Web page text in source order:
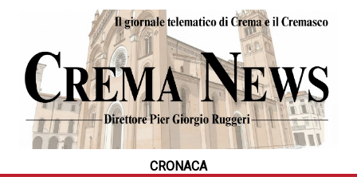
CRONACA
HOME
CRONACA
POLITICA
LA FOTO
DAL TERRITORIO